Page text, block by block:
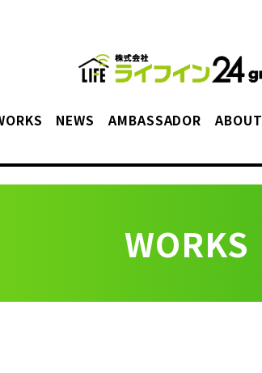
NEWS AMBASSADOR ABOUT
WORKS